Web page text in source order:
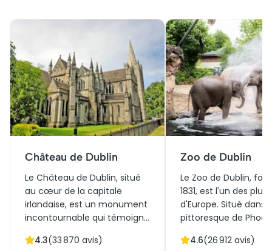
Château de Dublin
Le Château de Dublin, situé
au cœur de la capitale
irlandaise, est un monument
incontournable qui témoigne
pays. Construit au XIIIe siècle,
4.3(33 870 avis)
Zoo de Dublin
Le Zoo de Dublin,
1831, est l'un des
d'Europe. Situé dans
pittoresque de
l'Irlande envers la
4.6(26 912 avis)